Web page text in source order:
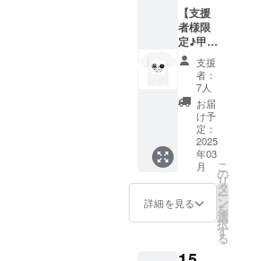
向け、
関ケ原
甲冑に
着替え
たい＋
荷物も
預かっ
てほし
い！と
いう方
向け♪ ※
有効期
限：
2027年
【支援
者様限
定♪甲冑
館オリ
ジナルT
シャ
ツ】 甲
冑館ロ
ゴをデ
ザイン
したク
ラウド
ファン
ディン
グ支援
ジナルT
支援
者：
7人
お届
け予
定：
2025
年03
月
詳細を見る
こ
の
リ
タ
ー
ン
を
選
択
す
る